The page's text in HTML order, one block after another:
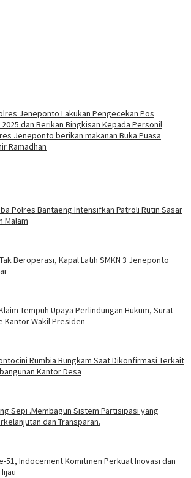
Jeneponto Lakukan Pengecekan Pos
dan Berikan Bingkisan Kepada Personil
Jeneponto berikan makanan Buka Puasa
Ramadhan
Polres Bantaeng Intensifkan Patroli Rutin Sasar
Malam
Beroperasi, Kapal Latih SMKN 3 Jeneponto
Tempuh Upaya Perlindungan Hukum, Surat
Kantor Wakil Presiden
Rumbia Bungkam Saat Dikonfirmasi Terkait
Kantor Desa
Sepi .Membagun Sistem Partisipasi yang
dan Transparan.
51, Indocement Komitmen Perkuat Inovasi dan